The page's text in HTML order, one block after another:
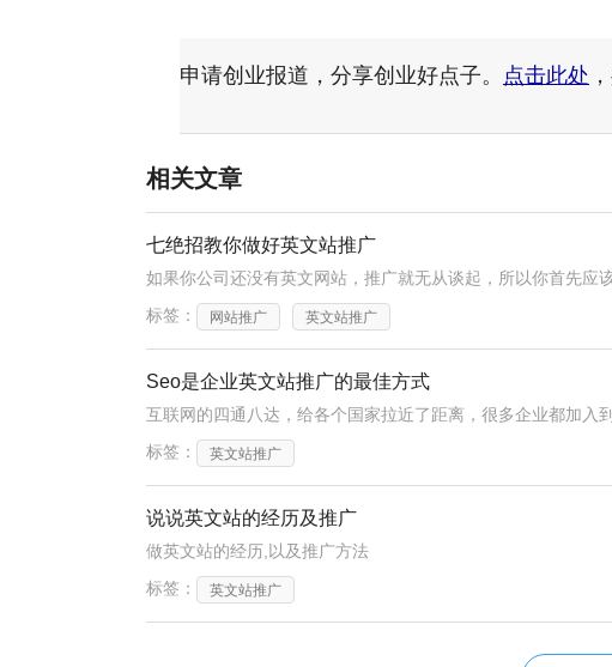
申请创业报道，分享创业好点子。 点击此处
相关文章
七绝招教你做好英文站推广
标签：
网站推广 英文站推广
Seo是企业英文站推广的最佳方式
互联网的四通八达，给各个国家拉近了距离，很多企业都加入
标签：
英文站推广
说说英文站的经历及推广
做英文站的经历,以及推广方法
标签：
英文站推广